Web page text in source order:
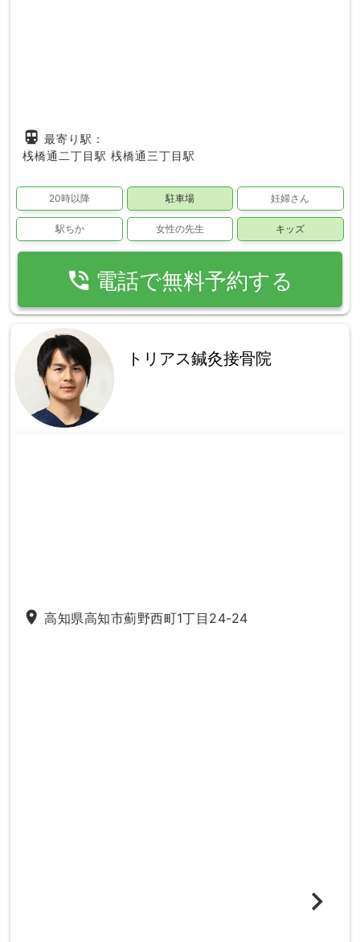
directions_subway 最寄り駅：
桟橋通二丁目駅 桟橋通三丁目駅
20時以降 駐車場 妊婦さん
駅ちか 女性の先生 キッズ
phone_in_talk 電話で無料予約する
トリアス鍼灸接骨院
place 高知県高知市薊野西町1丁目24-24